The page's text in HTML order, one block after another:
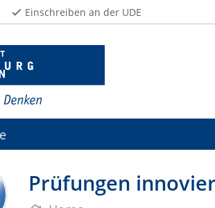
Einschreiben an der UDE
Prüfungen